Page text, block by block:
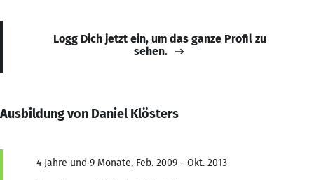
Logg Dich jetzt ein, um das ganze Profil zu
sehen.
Ausbildung von Daniel Klösters
4 Jahre und 9 Monate, Feb. 2009 - Okt. 2013